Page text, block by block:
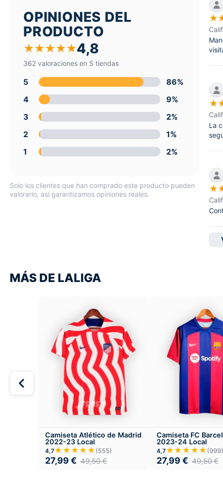
OPINIONES DEL
PRODUCTO
★★★★★4,8
362 valoraciones en 5 tiendas
5
86%
4
9%
3
2%
2
1%
1
2%
Solo los clientes que han comprado este producto pueden
valorarlo, así garantizamos opiniones reales.
★
★
La
★
MÁS DE LALIGA
Camiseta Atlético de Madrid
2022-23 Local
4,7★★★★★(555)
27,99 € 49,50€
Camiseta FC
2023-24 Local
4,7★★★★★(999)
27,99 € 49,50€